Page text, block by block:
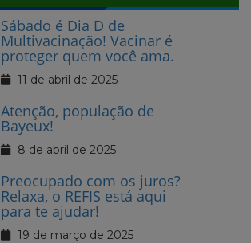
Sábado é Dia D de
Multivacinação! Vacinar é
proteger quem você ama.
11 de abril de 2025
Atenção, população de
Bayeux!
8 de abril de 2025
Preocupado com os juros?
Relaxa, o REFIS está aqui
para te ajudar!
19 de março de 2025